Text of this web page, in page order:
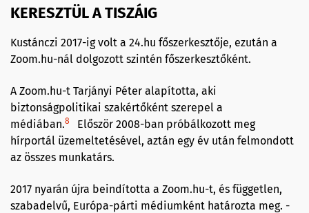
KERESZTÜL A TISZÁIG
Kustánczi 2017-ig volt a 24.hu főszerkesztője, ezután a
Zoom.hu-nál dolgozott szintén főszerkesztőként.
A Zoom.hu-t Tarjányi Péter alapította, aki
biztonságpolitikai szakértőként szerepel a
médiában.8
Először 2008-ban próbálkozott meg
hírportál üzemeltetésével, aztán egy év után felmondott
az összes munkatárs.
2017 nyarán újra beindította a Zoom.hu-t, és független,
szabadelvű, Európa-párti médiumként határozta meg. -